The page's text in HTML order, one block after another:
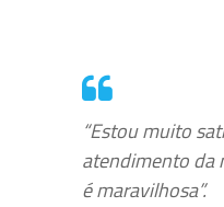
“Estou muito
atendimento da
é maravilhosa”.